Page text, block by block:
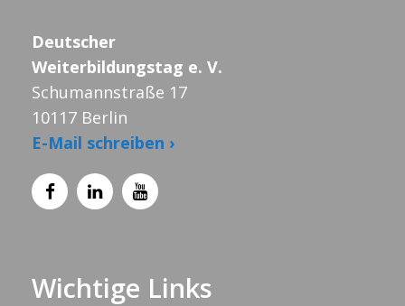
Deutscher
Weiterbildungstag e. V.
Schumannstraße 17
10117 Berlin
E-Mail schreiben ›
Wichtige Links